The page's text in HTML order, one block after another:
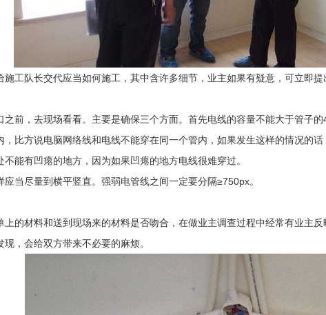
工队长交代应当如何施工，其中含许多细节，业主如果有疑意，可立即提
之前，去现场看看。主要是确保三个方面。首先电线的容量不能大于管子
，比方说电脑网络线和电线不能穿在同一个管内，如果发生这样的情况的
能有凹瘪的地方，因为如果凹瘪的地方电线很难穿过。
当尽量到横平竖直。强弱电管线之间一定要分隔≥750px。
上的材料和送到现场来的材料是否吻合，在做业主调查过程中经常有业主
，会给双方带来不必要的麻烦。